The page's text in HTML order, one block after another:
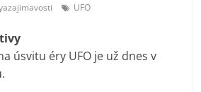
UFO
úsvitu éry UFO je už dnes v